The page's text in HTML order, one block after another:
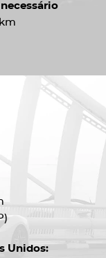
necessário
km
Unidos: